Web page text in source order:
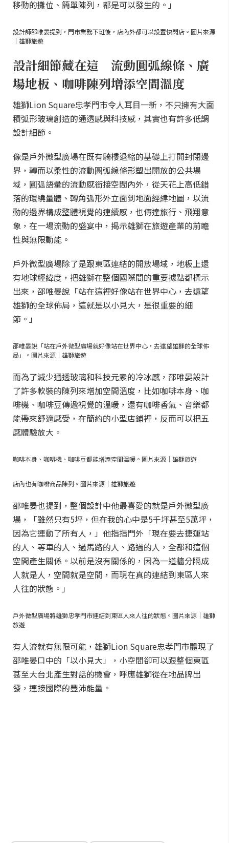
移動的攤位、簡單陳列，都是可以發生的。」
設計師邵唯晏提到，門市業務下班後，店內外都可以設置快閃店。圖片來源
｜雄獅旅遊
設計細節藏在這 流動圓弧線條、廣
場地板、咖啡陳列增添空間溫度
雄獅Lion Square忠孝門市令人耳目一新，不只擁有大面
積弧形玻璃創造的通透感與科技感，其實也有許多低調
設計細節。
像是戶外微型廣場在既有騎樓退縮的基礎上打開封閉邊
界，轉而以柔性的流動圓弧線條形塑出開放的公共場
域，圓弧語彙的流動感銜接空間內外，從天花上高低錯
落的環繞量體、轉角弧形外立面到地面經緯地圖，以流
動的邊界構成整體視覺的連續感，也傳達旅行、飛翔意
象，在一場流動的盛宴中，揭示雄獅在旅遊產業的前瞻
性與無限動能。
戶外微型廣場除了是跟東區連結的開放場域，地板上還
有地球經緯度，把雄獅在整個國際間的重要據點都標示
出來，邵唯晏說「站在這裡好像站在世界中心，去遠望
雄獅的全球佈局，這就是以小見大，是很重要的細
節。」
邵唯晏說「站在戶外微型廣場就好像站在世界中心，去遠望雄獅的全球佈
局」。圖片來源｜雄獅旅遊
而為了減少通透玻璃和科技元素的冷冰感，邵唯晏設計
了許多軟裝的陳列來增加空間溫度，比如咖啡本身、咖
啡機、咖啡豆傳遞視覺的溫暖，還有咖啡香氣、音樂都
能帶來舒適感受，在簡約的小型店鋪裡，反而可以把五
感體驗放大。
咖啡本身、咖啡機、咖啡豆都能增添空間溫暖。圖片來源｜雄獅旅遊
店內也有咖啡商品陳列。圖片來源｜雄獅旅遊
邵唯晏也提到，整個設計中他最喜愛的就是戶外微型廣
場，「雖然只有5坪，但在我的心中是5千坪甚至5萬坪，
因為它連動了所有人，」他指指門外「現在要去捷運站
的人、等車的人、過馬路的人、路過的人，全都和這個
空間產生關係。以前是沒有關係的，因為一道牆分隔成
人就是人，空間就是空間，而現在真的連結到東區人來
人往的狀態。」
戶外微型廣場將雄獅忠孝門市連結到東區人來人往的狀態。圖片來源｜雄獅
旅遊
有人流就有無限可能，雄獅Lion Square忠孝門市體現了
邵唯晏口中的「以小見大」，小空間卻可以跟整個東區
甚至大台北產生對話的機會，呼應雄獅從在地品牌出
發，連接國際的豐沛能量。